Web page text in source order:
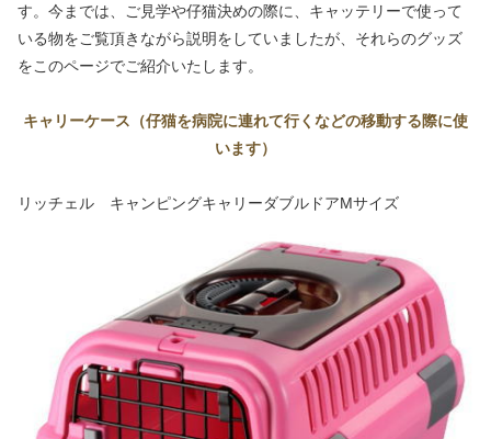
す。今までは、ご見学や仔猫決めの際に、キャッテリーで使って
いる物をご覧頂きながら説明をしていましたが、それらのグッズ
をこのページでご紹介いたします。
キャリーケース（仔猫を病院に連れて行くなどの移動する際に使
います）
リッチェル キャンピングキャリーダブルドアMサイズ